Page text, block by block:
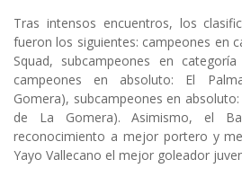
Tras intensos encuentros, los
fueron los siguientes: campeones en
Squad, subcampeones en
campeones en absoluto: El
Gomera), subcampeones en
de La Gomera). Asimismo, el
reconocimiento a mejor portero y
Yayo Vallecano el mejor goleador